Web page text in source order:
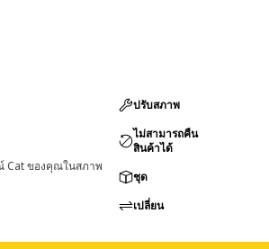
Cat ของคุณในสภาพ
ปรับสภาพ
ไม่สามารถคืน
สินค้าได้
ชุด
เปลี่ยน